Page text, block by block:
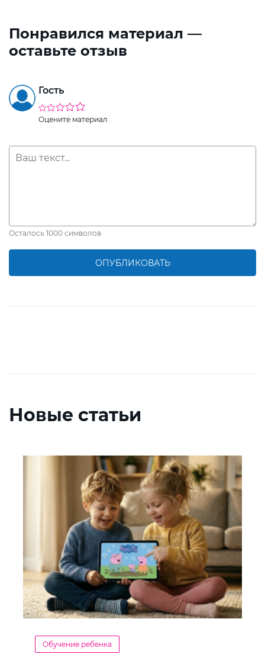
Понравился материал —
оставьте отзыв
Гость
Оцените материал
Осталось 1000 символов
ОПУБЛИКОВАТЬ
Новые статьи
Обучение ребенка